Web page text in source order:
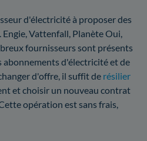
d'électricité à proposer des
Vattenfall, Planète Oui,
fournisseurs sont présents
abonnements d'électricité et de
d'offre, il suffit de résilier
et choisir un nouveau contrat
opération est sans frais,